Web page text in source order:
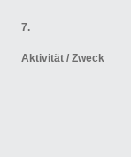
7.
Aktivität / Zweck